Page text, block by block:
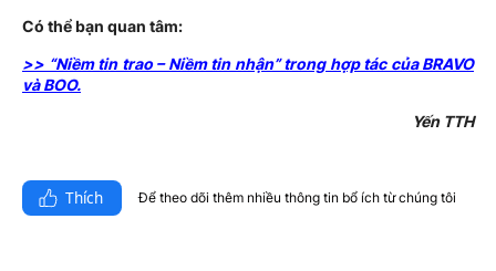
Có thể bạn quan tâm:
>> “Niềm tin trao – Niềm tin nhận” trong hợp tác của BRAVO
và BOO.
Yến TTH
Thích Để theo dõi thêm nhiều thông tin bổ ích từ chúng tôi​